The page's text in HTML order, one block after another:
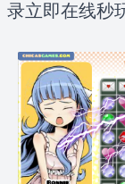
录立即在线秒